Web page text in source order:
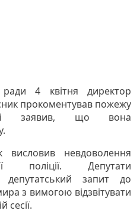
ради 4 квітня директор
прокоментував пожежу
і заявив, що вона
висловив невдоволення
поліції. Депутати
депутатський запит до
з вимогою відзвітувати
сесії.